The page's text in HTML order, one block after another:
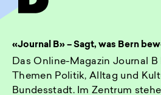
«Journal B» – Sagt, was Bern
Das Online-Magazin Journal
Themen Politik, Alltag und
Bundesstadt. Im Zentrum